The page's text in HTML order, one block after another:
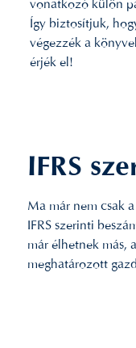
vonatkozó külön
Így biztosítjuk,
végezzék a
érjék el!
IFRS
Ma már nem csak
IFRS szerinti
már élhetnek más,
meghatározott